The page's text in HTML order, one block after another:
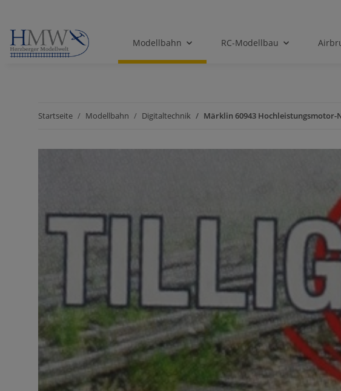
Modellbahn RC-Modellbau
Startseite Modellbahn Digitaltechnik Märklin 60943 Hochleistungsmotor-